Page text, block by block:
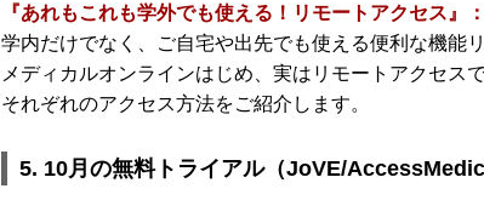
『あれもこれも学外でも使える！リモートアクセス』
学内だけでなく、ご自宅や出先でも使える便利な機能
メディカルオンラインはじめ、実はリモートアクセス
それぞれのアクセス方法をご紹介します。
5. 10月の無料トライアル（JoVE/